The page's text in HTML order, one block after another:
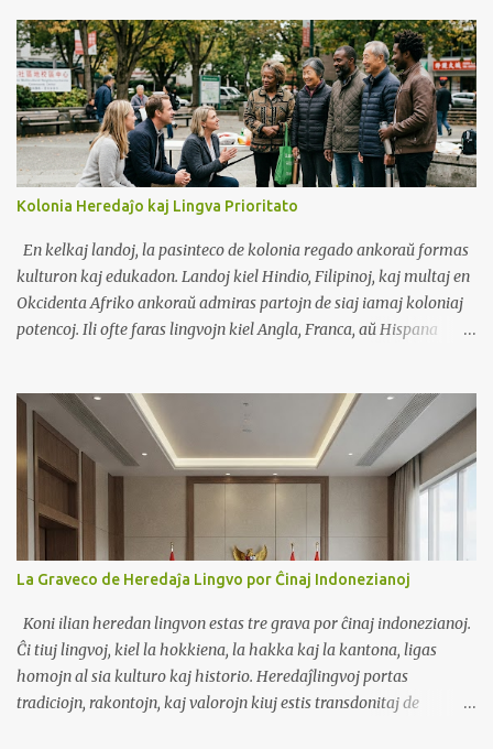
konsonantoj, ĉar ili formas la fundamenton por kunmetitaj literoj.
Praktiku Skribadon: Skribu ĉiun vokalon kaj konsonanton plurfoje
por konstrui muskolmemoron. Uzu kajeron aŭ ekzercfoliojn por
spuri kaj skribi la literojn. Uzu ekzercokartojn: Kreu
ekzercokartojn por ĉiu vokalo kaj konsonanto. Provu vin ĉiutage
por plifortigi rekonon. Aŭskultu kaj Ripetu: Uzu sonajn rimedojn
por lerni la ĝustan prononcon de ĉiu litero. Ripetu la sonojn laŭte
por plibonigi vian prononcon. Semajno 2: Regu Kunmetitajn
Leterojn Lernu la Regulojn por Kunmetitaj Literoj: Kunmetitaj
literoj estas formitaj per kombinado de vokaloj kaj konsonantoj....
Kolonia Heredaĵo kaj Lingva Prioritato
En kelkaj landoj, la pasinteco de kolonia regado ankoraŭ formas
kulturon kaj edukadon. Landoj kiel Hindio, Filipinoj, kaj multaj en
Okcidenta Afriko ankoraŭ admiras partojn de siaj iamaj koloniaj
potencoj. Ili ofte faras lingvojn kiel Angla, Franca, aŭ Hispana
Afriko, la franca ankoraŭ estas la lingvo de registaro kaj lernejoj,
konsiderata kiel signo de statuso. En Filipinoj, la angla estas forta
en komerco kaj universitatoj, ofte pli grava ol lokaj lingvoj. En
Kameruno, homoj disputas ĉu franca kaj angla devus domini aŭ ĉu
indiĝenaj lingvoj devus ricevi pli da spaco. Avantaĝoj Scii koloniajn
lingvojn helpas en komerco, diplomatio, kaj studado eksterlande.
Paroli ilin povas alporti pli bonajn laborojn kaj pli altan socian
pozicion. Ili donas aliron al multaj libroj, scienco, kaj kulturaj
rimedoj. Malavantaĝoj Lokaj lingvoj povas esti flankenpuŝitaj,
ma...
La Graveco de Heredaĵa Lingvo por Ĉinaj Indonezianoj
Koni ilian heredan lingvon estas tre grava por ĉinaj indonezianoj.
Ĉi tiuj lingvoj, kiel la hokkiena, la hakka kaj la kantona, ligas
homojn al sia kulturo kaj historio. Heredaĵlingvoj portas
tradiciojn, rakontojn, kaj valorojn kiuj estis transdonitaj de